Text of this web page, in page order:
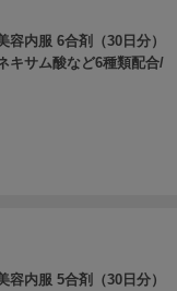
容内服 6合剤（30日分）
キサム酸など6種類配合/
容内服 5合剤（30日分）